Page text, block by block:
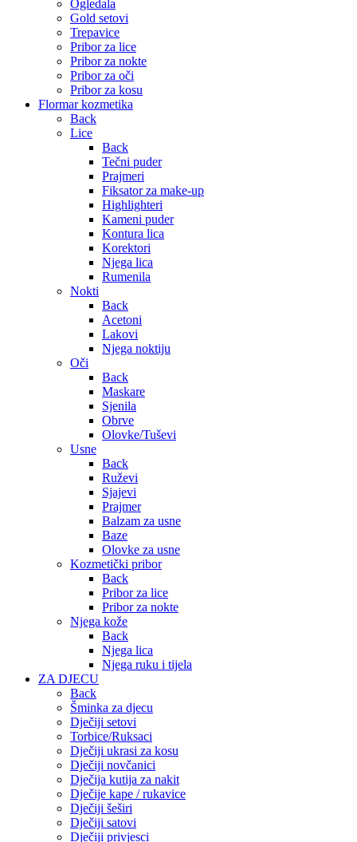
Ogledala
Gold setovi
Trepavice
Pribor za lice
Pribor za nokte
Pribor za oči
Pribor za kosu
Flormar kozmetika
Back
Lice
Back
Tečni puder
Prajmeri
Fiksator za make-up
Highlighteri
Kameni puder
Kontura lica
Korektori
Njega lica
Rumenila
Nokti
Back
Acetoni
Lakovi
Njega noktiju
Oči
Back
Maskare
Sjenila
Obrve
Olovke/Tuševi
Usne
Back
Ruževi
Sjajevi
Prajmer
Balzam za usne
Baze
Olovke za usne
Kozmetički pribor
Back
Pribor za lice
Pribor za nokte
Njega kože
Back
Njega lica
Njega ruku i tijela
ZA DJECU
Back
Šminka za djecu
Dječiji setovi
Torbice/Ruksaci
Dječiji ukrasi za kosu
Dječiji novčanici
Dječija kutija za nakit
Dječije kape / rukavice
Dječiji šeširi
Dječiji satovi
Dječiji privjesci